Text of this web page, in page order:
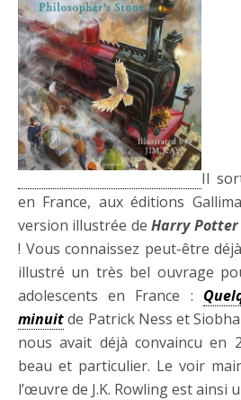
Il
en France, aux éditions
version illustrée deHarry Potter
! Vous connaissez peut-être
illustré un très bel ouvrage
adolescents en France :
minuitde Patrick Ness et
nous avait déjà convaincu en
beau et particulier. Le voir
l’œuvre de J.K. Rowling est ainsi